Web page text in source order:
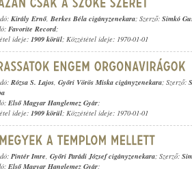
Király Ernő, Berkes Béla cigányzenekara; Szerző: Simkó
Favorite Record;
ideje: 1909 körül; Közzététel ideje: 1970-01-01
Rózsa S. Lajos, Győri Vörös Miska cigányzenekara; Szerző:
Első Magyar Hanglemez Gyár;
ideje: 1909 körül; Közzététel ideje: 1970-01-01
Pintér Imre, Győri Parádi József cigányzenekara; Szerző:
Első Magyar Hanglemez Gyár;